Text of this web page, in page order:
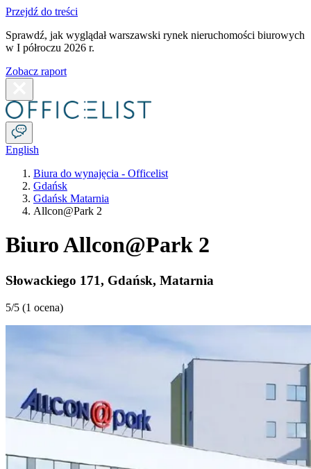
Przejdź do treści
Sprawdź, jak wyglądał warszawski rynek nieruchomości biurowych
w I półroczu 2026 r.
Zobacz raport
English
Biura do wynajęcia - Officelist
Gdańsk
Gdańsk Matarnia
Allcon@Park 2
Biuro Allcon@Park 2
Słowackiego 171, Gdańsk, Matarnia
5/5 (1 ocena)